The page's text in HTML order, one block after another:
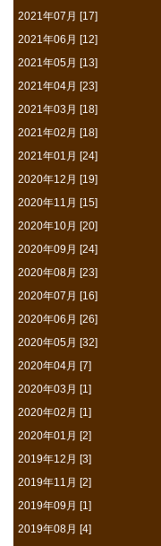
2021年07月 [17]
2021年06月 [12]
2021年05月 [13]
2021年04月 [23]
2021年03月 [18]
2021年02月 [18]
2021年01月 [24]
2020年12月 [19]
2020年11月 [15]
2020年10月 [20]
2020年09月 [24]
2020年08月 [23]
2020年07月 [16]
2020年06月 [26]
2020年05月 [32]
2020年04月 [7]
2020年03月 [1]
2020年02月 [1]
2020年01月 [2]
2019年12月 [3]
2019年11月 [2]
2019年09月 [1]
2019年08月 [4]